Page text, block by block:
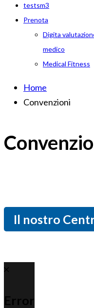
testsm3
Prenota
Digita
medico
Medical Fitness
Home
Convenzioni
Il nostro
Error